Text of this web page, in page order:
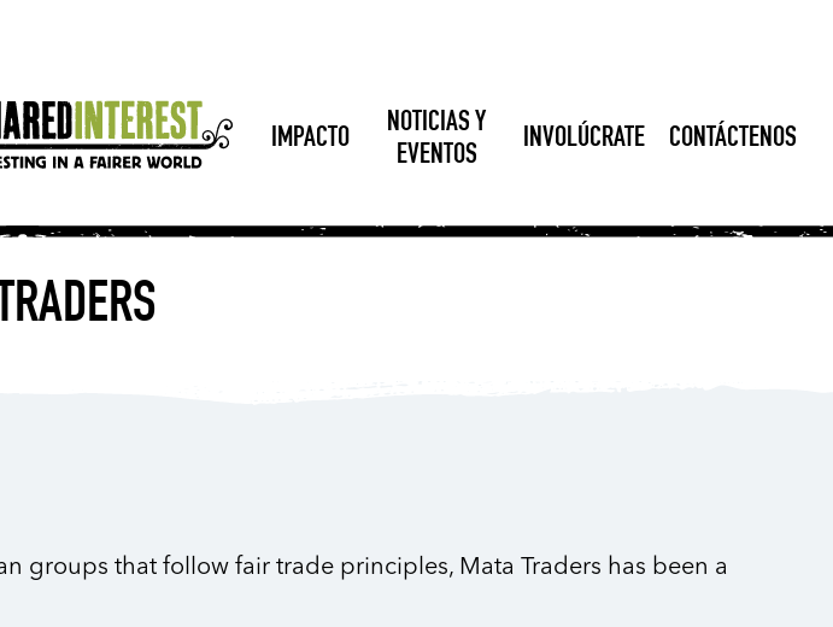
IMPACTO
NOTICIAS Y
EVENTOS
INVOLÚCRATE CONTÁCTENOS
groups that follow fair trade principles, Mata Traders has been a